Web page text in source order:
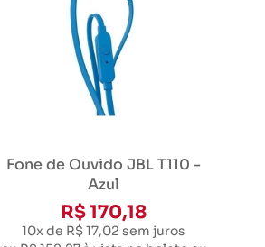
Fone de Ouvido JBL T110 -
Azul
R$ 170,18
10x de R$ 17,02 sem juros